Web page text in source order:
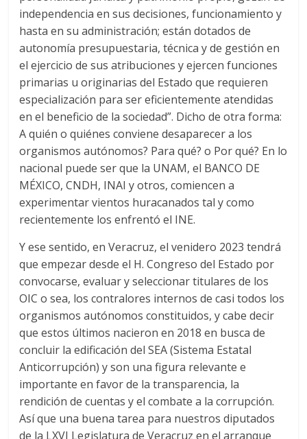
independencia en sus decisiones, funcionamiento y
hasta en su administración; están dotados de
autonomía presupuestaria, técnica y de gestión en
el ejercicio de sus atribuciones y ejercen funciones
primarias u originarias del Estado que requieren
especialización para ser eficientemente atendidas
en el beneficio de la sociedad”. Dicho de otra forma:
A quién o quiénes conviene desaparecer a los
organismos autónomos? Para qué? o Por qué? En lo
nacional puede ser que la UNAM, el BANCO DE
MÉXICO, CNDH, INAI y otros, comiencen a
experimentar vientos huracanados tal y como
recientemente los enfrentó el INE.
Y ese sentido, en Veracruz, el venidero 2023 tendrá
que empezar desde el H. Congreso del Estado por
convocarse, evaluar y seleccionar titulares de los
OIC o sea, los contralores internos de casi todos los
organismos autónomos constituidos, y cabe decir
que estos últimos nacieron en 2018 en busca de
concluir la edificación del SEA (Sistema Estatal
Anticorrupción) y son una figura relevante e
importante en favor de la transparencia, la
rendición de cuentas y el combate a la corrupción.
Así que una buena tarea para nuestros diputados
de la LXVI Legislatura de Veracruz en el arranque